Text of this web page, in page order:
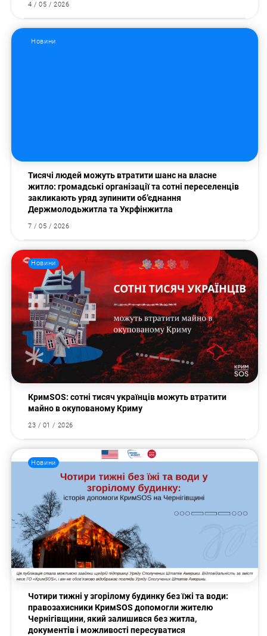
4 / 05 / 2026
Новини
Тисячі людей можуть втратити шанс на власне
житло: громадські організації та сотні переселенців
закликають уряд зупинити об’єднання
Держмолодьжитла та Укрфінжитла
7 / 05 / 2026
Новини
КримSOS: сотні тисяч українців можуть втратити
майно в окупованому Криму
23 / 01 / 2026
Новини
Чотири тижні у згорілому будинку без їжі та води:
правозахисники КримSOS допомогли жителю
Чернігівщини, який залишився без житла,
документів і можливості пересуватися